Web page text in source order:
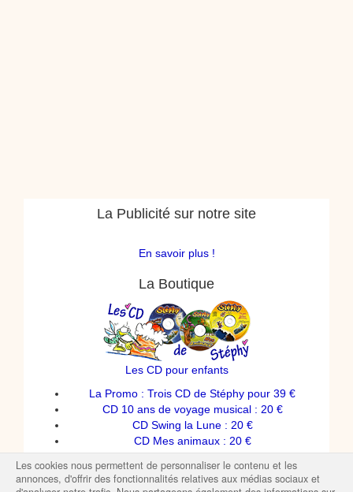
La Publicité sur notre site
En savoir plus !
La Boutique
Les CD pour enfants
La Promo : Trois CD de Stéphy pour 39 €
CD 10 ans de voyage musical : 20 €
CD Swing la Lune : 20 €
CD Mes animaux : 20 €
Spectacles de Stéphy
T-shirts enfants
Les cookies nous permettent de personnaliser le contenu et les
annonces, d'offrir des fonctionnalités relatives aux médias sociaux et